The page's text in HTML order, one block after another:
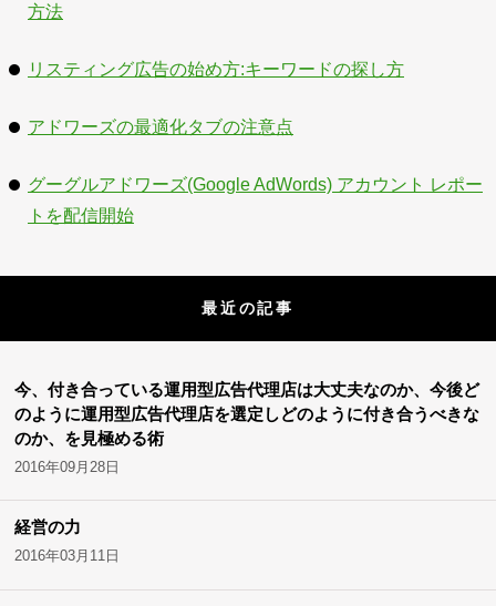
方法
リスティング広告の始め方:キーワードの探し方
アドワーズの最適化タブの注意点
グーグルアドワーズ(Google AdWords) アカウント レポー
トを配信開始
最近の記事
今、付き合っている運用型広告代理店は大丈夫なのか、今後ど
のように運用型広告代理店を選定しどのように付き合うべきな
のか、を見極める術
2016年09月28日
経営の力
2016年03月11日